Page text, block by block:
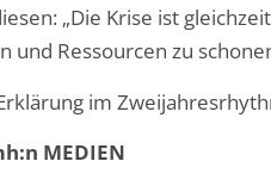
„Die Krise ist
und Ressourcen zu
im
MEDIEN